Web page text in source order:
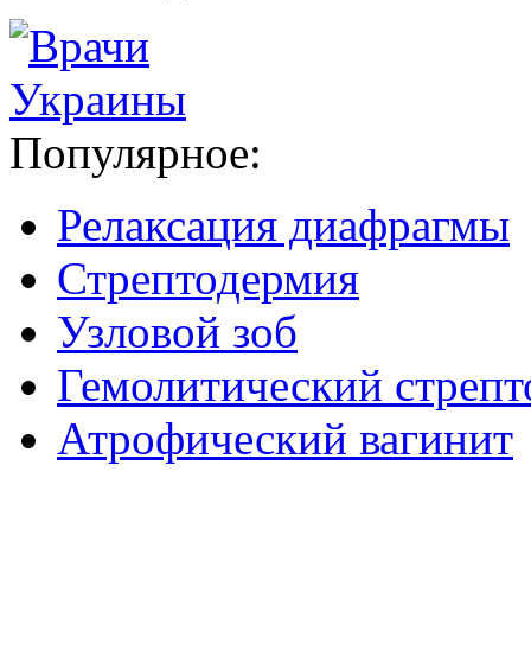
Популярное:
Релаксация диафрагмы
Стрептодермия
Узловой зоб
Гемолитический
Атрофический вагинит